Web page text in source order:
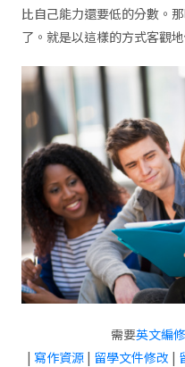
比自己能力還要低的分數。
了。就是以這樣的方式客觀
需要英文編修
| 寫作資源 | 留學文件修改 |